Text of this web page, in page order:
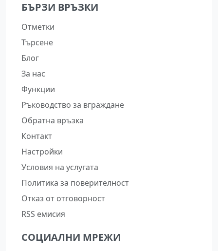
БЪРЗИ ВРЪЗКИ
Отметки
Търсене
Блог
За нас
Функции
Ръководство за вграждане
Обратна връзка
Контакт
Настройки
Условия на услугата
Политика за поверителност
Отказ от отговорност
RSS емисия
СОЦИАЛНИ МРЕЖИ